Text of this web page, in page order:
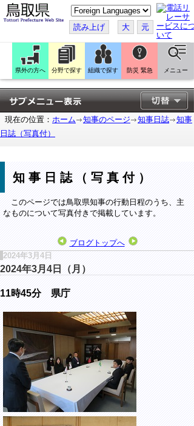
こ
の
ペ
ー
ジ
翻
訳
す
る
読み上げ 大 元
県外の方へ 分野で探す 組織で探す 防災 緊急 メニュー
現在の位置： ホーム 知事のページ 知事日誌
知事
日誌（写真付）
知事日誌（写真付）
このページでは鳥取県知事の行動日程のうち、主
なものについて写真付きで掲載しています。
ブログトップへ
2024年3月4日
2024年3月4日（月）
11時45分 県庁